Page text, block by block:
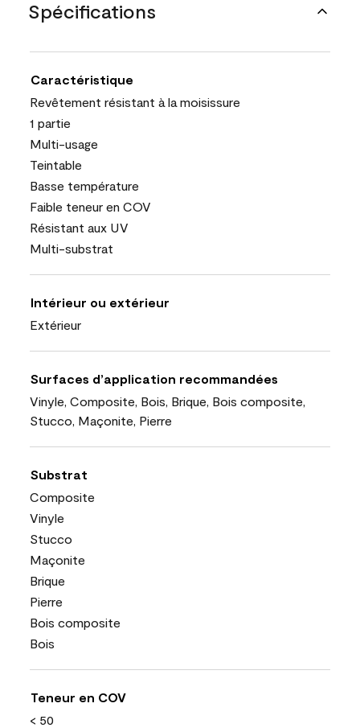
Spécifications
Caractéristique
Revêtement résistant à la moisissure
1 partie
Multi-usage
Teintable
Basse température
Faible teneur en COV
Résistant aux UV
Multi-substrat
Intérieur ou extérieur
Extérieur
Surfaces d’application recommandées
Vinyle, Composite, Bois, Brique, Bois composite,
Stucco, Maçonite, Pierre
Substrat
Composite
Vinyle
Stucco
Maçonite
Brique
Pierre
Bois composite
Bois
Teneur en COV
< 50